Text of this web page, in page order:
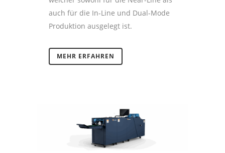
auch für die In-Line und Dual-Mode
Produktion ausgelegt ist.
MEHR ERFAHREN